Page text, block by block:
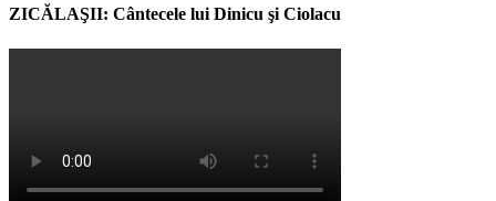
ZICĂLAŞII: Cântecele lui Dinicu şi Ciolacu